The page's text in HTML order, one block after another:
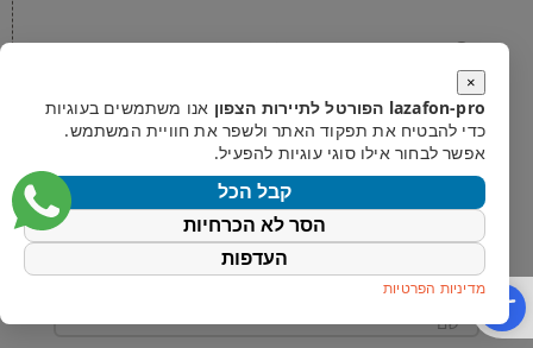
פתח סרגל נגישות
צפון תיירות ונופש(א.י) בע"מ - קיבוץ גשור ד.נ
04-6764076
contact@lazafon.co.il
×
lazafon-pro הפורטל לתיירות הצפון
אנו משתמשים בעוגיות
כדי להבטיח את תפקוד האתר ולשפר את חוויית המשתמש.
אפשר לבחור אילו סוגי עוגיות להפעיל.
קבל הכל
הסר לא הכרחיות
העדפות
מדיניות הפרטיות